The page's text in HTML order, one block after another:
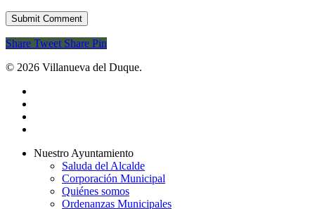
Share Tweet Share Pin
© 2026 Villanueva del Duque.
Close
Nuestro Ayuntamiento
Saluda del Alcalde
Corporación Municipal
Quiénes somos
Ordenanzas Municipales